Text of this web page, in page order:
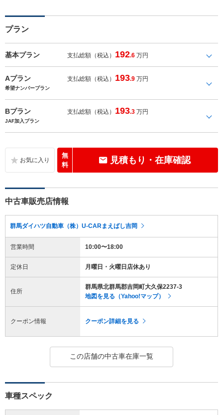
プラン
基本プラン 支払総額（税込） 192.6 万円
Aプラン 支払総額（税込） 193.9 万円
希望ナンバープラン
Bプラン 支払総額（税込） 193.3 万円
JAF加入プラン
無
料
見積もり・在庫確認
中古車販売店情報
群馬ダイハツ自動車（株）U-CARまえばし吉岡
営業時間 10:00〜18:00
定休日 月曜日・火曜日店休あり
住所
群馬県北群馬郡吉岡町大久保2237-3
地図を見る（Yahoo!マップ）
クーポン情報 クーポン詳細を見る
この店舗の中古車在庫一覧
車種スペック